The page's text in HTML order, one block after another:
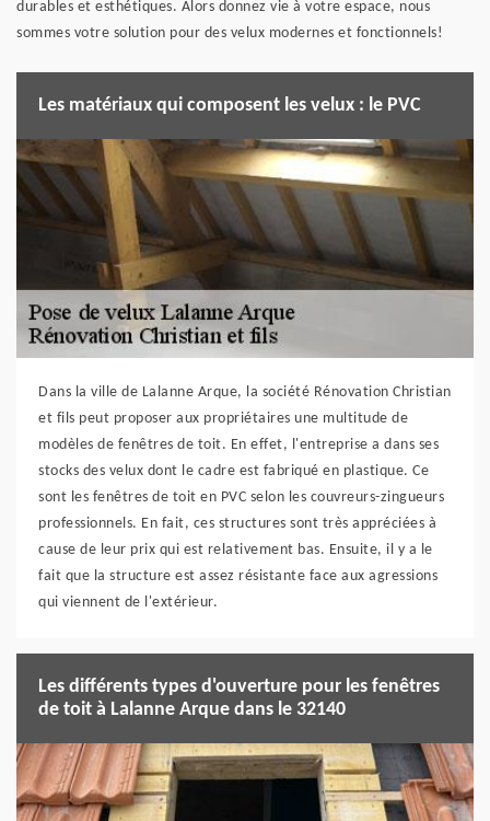
durables et esthétiques. Alors donnez vie à votre espace, nous
sommes votre solution pour des velux modernes et fonctionnels!
Les matériaux qui composent les velux : le PVC
Dans la ville de Lalanne Arque, la société Rénovation Christian
et fils peut proposer aux propriétaires une multitude de
modèles de fenêtres de toit. En effet, l'entreprise a dans ses
stocks des velux dont le cadre est fabriqué en plastique. Ce
sont les fenêtres de toit en PVC selon les couvreurs-zingueurs
professionnels. En fait, ces structures sont très appréciées à
cause de leur prix qui est relativement bas. Ensuite, il y a le
fait que la structure est assez résistante face aux agressions
qui viennent de l'extérieur.
Les différents types d'ouverture pour les fenêtres
de toit à Lalanne Arque dans le 32140